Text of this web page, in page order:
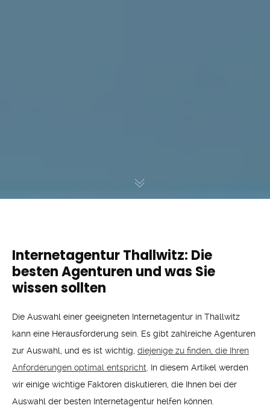
Internetagentur Thallwitz: Die
besten Agenturen und was Sie
wissen sollten
Die Auswahl einer geeigneten Internetagentur in Thallwitz
kann eine Herausforderung sein. Es gibt zahlreiche Agenturen
zur Auswahl, und es ist wichtig, diejenige zu finden, die Ihren
Anforderungen optimal entspricht . In diesem Artikel werden
wir einige wichtige Faktoren diskutieren, die Ihnen bei der
Auswahl der besten Internetagentur helfen können.